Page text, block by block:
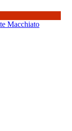
Macchiato